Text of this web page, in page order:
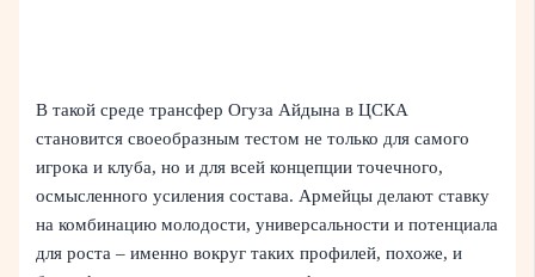
В такой среде трансфер Огуза Айдына в ЦСКА
становится своеобразным тестом не только для самого
игрока и клуба, но и для всей концепции точечного,
осмысленного усиления состава. Армейцы делают ставку
на комбинацию молодости, универсальности и потенциала
для роста – именно вокруг таких профилей, похоже, и